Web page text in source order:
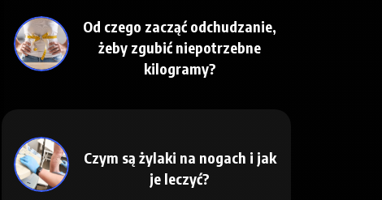
Od czego zacząć odchudzanie,
żeby zgubić niepotrzebne
kilogramy?
Czym są żylaki na nogach i jak
je leczyć?